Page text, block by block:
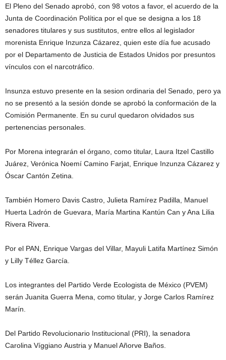
El Pleno del Senado aprobó, con 98 votos a favor, el acuerdo de la
Junta de Coordinación Política por el que se designa a los 18
senadores titulares y sus sustitutos, entre ellos al legislador
morenista Enrique Inzunza Cázarez, quien este día fue acusado
por el Departamento de Justicia de Estados Unidos por presuntos
vínculos con el narcotráfico.
Insunza estuvo presente en la sesion ordinaria del Senado, pero ya
no se presentó a la sesión donde se aprobó la conformación de la
Comisión Permanente. En su curul quedaron olvidados sus
pertenencias personales.
Por Morena integrarán el órgano, como titular, Laura Itzel Castillo
Juárez, Verónica Noemí Camino Farjat, Enrique Inzunza Cázarez y
Óscar Cantón Zetina.
También Homero Davis Castro, Julieta Ramírez Padilla, Manuel
Huerta Ladrón de Guevara, María Martina Kantún Can y Ana Lilia
Rivera Rivera.
Por el PAN, Enrique Vargas del Villar, Mayuli Latifa Martínez Simón
y Lilly Téllez García.
Los integrantes del Partido Verde Ecologista de México (PVEM)
serán Juanita Guerra Mena, como titular, y Jorge Carlos Ramírez
Marín.
Del Partido Revolucionario Institucional (PRI), la senadora
Carolina Víggiano Austria y Manuel Añorve Baños.